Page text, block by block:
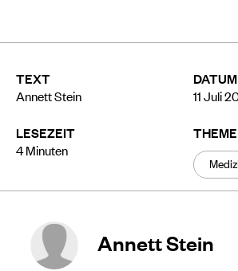
TEXT
Annett Stein
LESEZEIT
4Minuten
DATUM
11 Juli
Annett Stein